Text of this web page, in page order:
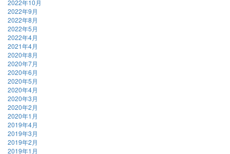
2022年10月
2022年9月
2022年8月
2022年5月
2022年4月
2021年4月
2020年8月
2020年7月
2020年6月
2020年5月
2020年4月
2020年3月
2020年2月
2020年1月
2019年4月
2019年3月
2019年2月
2019年1月